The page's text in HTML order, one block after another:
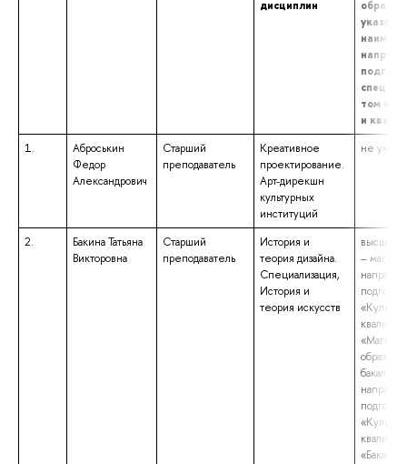
дисциплин
том
и
1.
Аброськин
Федор
Александрович
Старший
преподаватель
Креативное
проектирование.
Арт-дирекшн
культурных
институций
не
2.
Бакина Татьяна
Викторовна
Старший
преподаватель
История и
теория дизайна.
Специализация,
История и
теория искусств
высшее
–